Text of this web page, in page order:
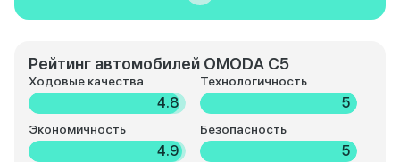
Рейтинг автомобилей OMODA C5
Ходовые качества
4.8
Технологичность
5
Экономичность
4.9
Безопасность
5